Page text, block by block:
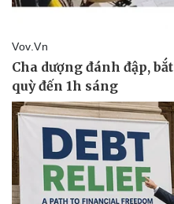
Pháp luật
Vụ án
Tin nóng
Tư vấn luật